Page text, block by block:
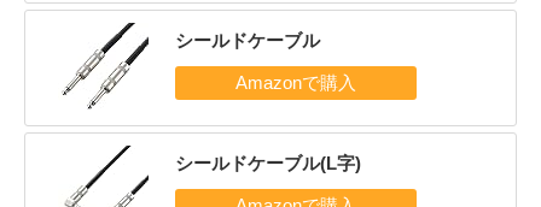
シールドケーブル
シールドケーブル(L字)